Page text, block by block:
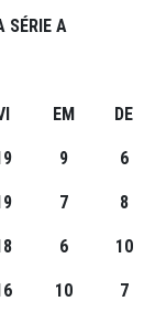
SÉRIE A
EM DE
9 6
7 8
6 10
10 7